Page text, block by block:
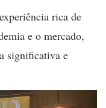
rica de
e o mercado,
significativa e